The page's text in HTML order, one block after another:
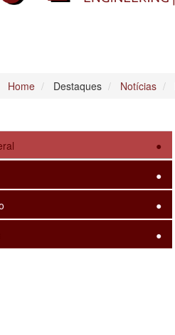
Home Destaques Notícias